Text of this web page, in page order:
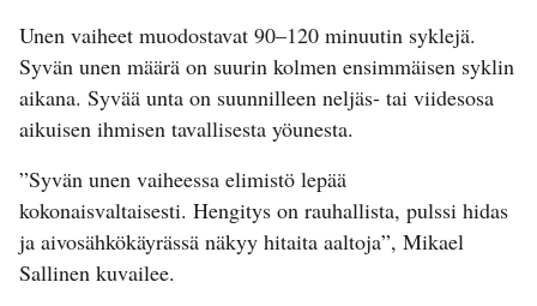
Unen vaiheet muodostavat 90–120 minuutin syklejä.
Syvän unen määrä on suurin kolmen ensimmäisen syklin
aikana. Syvää unta on suunnilleen neljäs- tai viidesosa
aikuisen ihmisen tavallisesta yöunesta.
”Syvän unen vaiheessa elimistö lepää
kokonaisvaltaisesti. Hengitys on rauhallista, pulssi hidas
ja aivosähkökäyrässä näkyy hitaita aaltoja”, Mikael
Sallinen kuvailee.